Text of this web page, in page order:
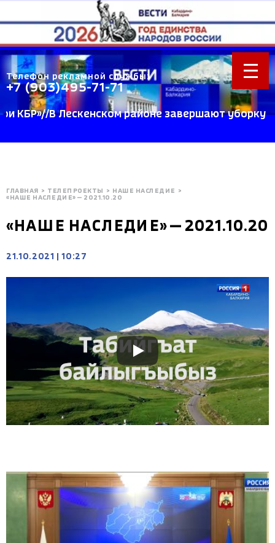
Телефон рекламной службы:
+7 (903)495-71-71
В Лескенском районе завершают уборку
ГЛАВНАЯ > ТЕЛЕПРОЕКТЫ > НАШЕ НАСЛЕДИЕ
>
«НАШЕ НАСЛЕДИЕ» — 2021.10.20
«НАШЕ НАСЛЕДИЕ» — 2021.10.20
21.10.2021 10:27